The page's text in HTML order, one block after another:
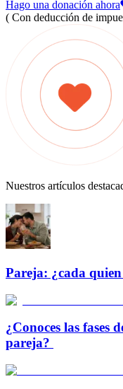
Hago una donación ahora
( Con deducción de
Nuestros artículos
Pareja: ¿cada
¿Conoces las fases
pareja?